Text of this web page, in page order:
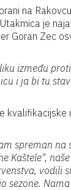
na
je
Goran Zec
između
i ja bi tu
spreman
vodili
sezone.